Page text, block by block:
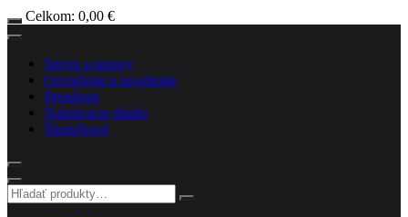
Celkom: 0,00 €
Servis a opravy
Ozvučenie a osvetlenie
Prenájom
Nahrávacie štúdio
ŠkolaNové